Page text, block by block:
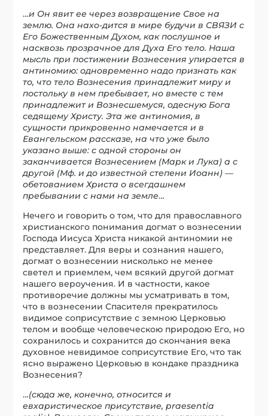
…и Он явит ее через возвращение Свое на
землю. Она нахо-дится в мире будучи в СВЯЗИ с
Его Божественным Духом, как послушное и
насквозь прозрачное для Духа Его тело. Наша
мысль при постижении Вознесения упирается в
антиномию: одновременно надо признать как
то, что тело Вознесения принадлежит миру и
постольку в нем пребывает, но вместе с тем
принадлежит и Вознесшемуся, одесную Бога
седящему Христу. Эта же антиномия, в
сущности прикровенно намечается и в
Евангельском рассказе, на что уже было
указано выше: с одной стороны он
заканчивается Вознесением (Марк и Лука) а с
другой (Мф. и до известной степени Иоанн) —
обетованием Христа о всегдашнем
пребывании с нами на земле…
Нечего и говорить о том, что для православного
христианского понимания догмат о вознесении
Господа Иисуса Христа никакой антиномии не
представляет. Для веры и сознания нашего,
догмат о вознесении нисколько не менее
светел и приемлем, чем всякий другой догмат
нашего вероучения. И в частности, какое
противоречие должны мы усматривать в том,
что в вознесении Спасителя прекратилось
видимое соприсутствие с земною Церковью
телом и вообще человеческою природою Его, но
сохранилось и сохранится до скончания века
духовное невидимое соприсутствие Его, что так
ясно выражено Церковью в кондаке праздника
Вознесения?
…(сюда же, конечно, относится и
евхаристическое присутствие, praesentia